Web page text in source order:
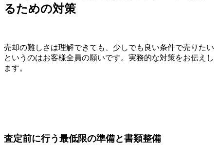
るための対策
売却の難しさは理解できても、少しでも良い条件で売りたい
というのはお客様全員の願いです。実務的な対策をお伝えし
ます。
査定前に行う最低限の準備と書類整備